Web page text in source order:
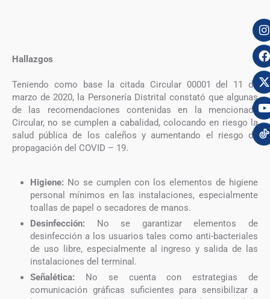
Hallazgos
Teniendo como base la citada Circular 00001 del 11 de
marzo de 2020, la Personería Distrital constató que algunas
de las recomendaciones contenidas en la mencionada
Circular, no se cumplen a cabalidad, colocando en riesgo la
salud pública de los caleños y aumentando el riesgo de
propagación del COVID – 19.
Higiene: No se cumplen con los elementos de higiene
personal mínimos en las instalaciones, especialmente
toallas de papel o secadores de manos.
Desinfección: No se garantizar elementos de
desinfección a los usuarios tales como anti-bacteriales
de uso libre, especialmente al ingreso y salida de las
instalaciones del terminal.
Señalética: No se cuenta con estrategias de
comunicación gráficas suficientes para sensibilizar a